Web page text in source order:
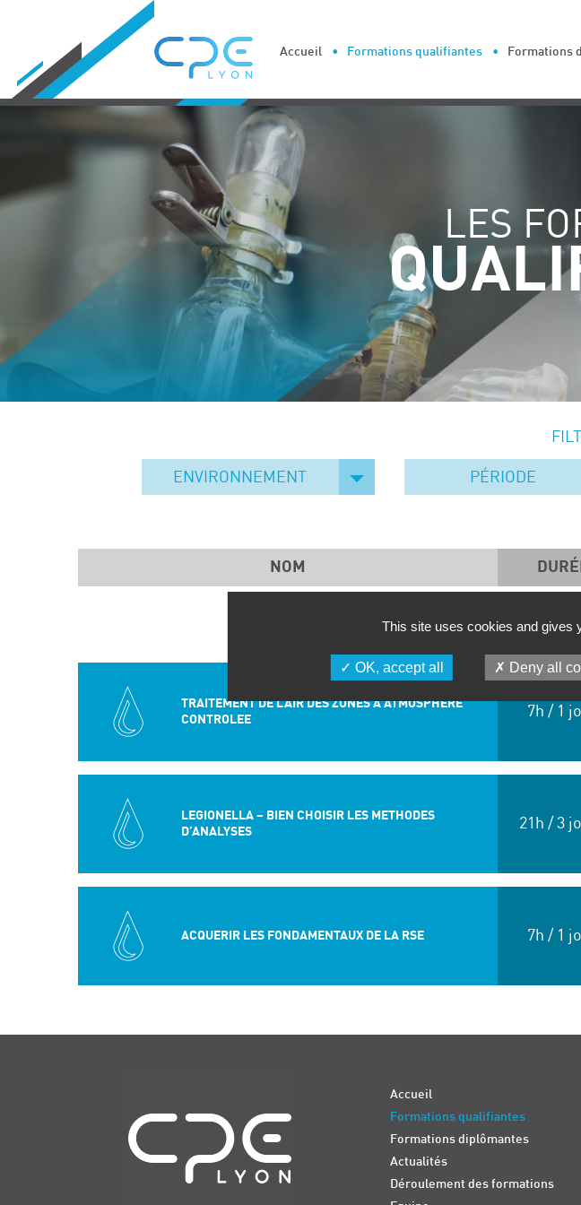
Accueil Formations qualifiantes Formations
LES
ENVIRONNEMENT PÉRIODE
NOM
TRAITEMENT DE L’AIR DES ZONES A ATMOSPHERE
CONTROLEE
7h / 1
LEGIONELLA – BIEN CHOISIR LES METHODES
D’ANALYSES
21h / 3
ACQUERIR LES FONDAMENTAUX DE LA RSE 7h / 1
Accueil
Formations qualifiantes
Formations diplômantes
Actualités
Déroulement des formations
Cookies management panel
This site uses cookies and gives
OK, accept all Deny all